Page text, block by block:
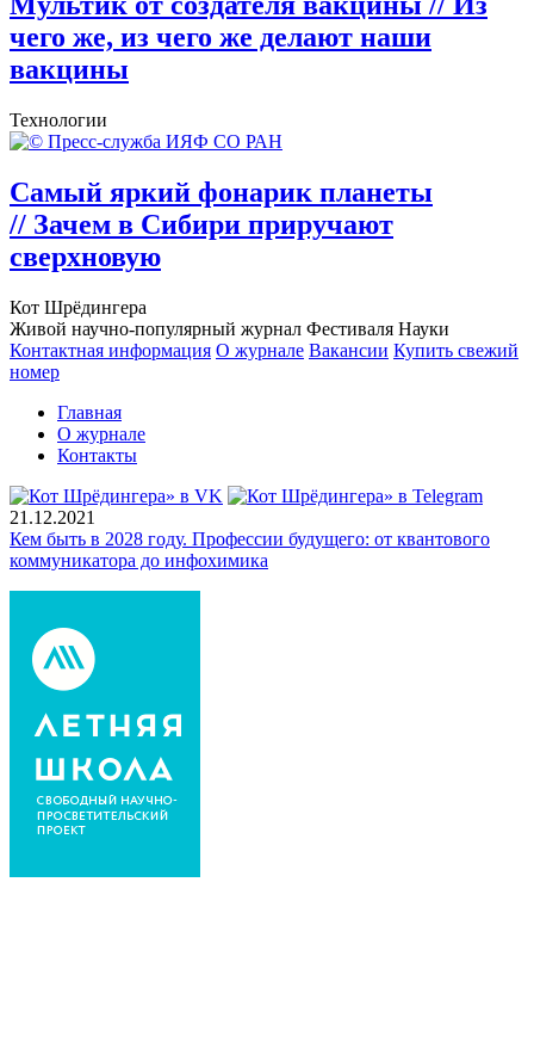
чего же, из чего же делают наши
вакцины
Технологии
Самый яркий фонарик планеты
// Зачем в Сибири приручают
сверхновую
Кот Шрёдингера
Живой научно-популярный журнал Фестиваля Науки
Контактная информация О журнале Вакансии Купить свежий
номер
Главная
О журнале
Контакты
21.12.2021
Кем быть в 2028 году. Профессии будущего: от квантового
коммуникатора до инфохимика